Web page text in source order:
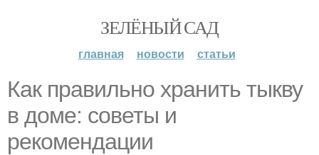
ЗЕЛЁНЫЙ САД
главная новости статьи
Как правильно хранить тыкву
в доме: советы и
рекомендации